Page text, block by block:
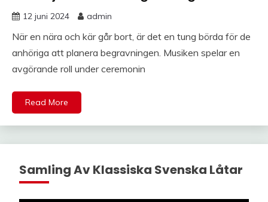
12 juni 2024 admin
När en nära och kär går bort, är det en tung börda för de
anhöriga att planera begravningen. Musiken spelar en
avgörande roll under ceremonin
Read More
Samling Av Klassiska Svenska Låtar